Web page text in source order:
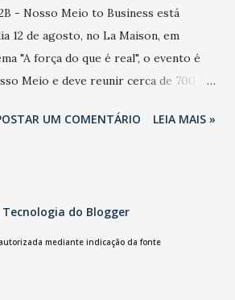
- Nosso Meio to Business está
12 de agosto, no La Maison, em
"A força do que é real", o evento é
Meio e deve reunir cerca de 700
Nacional. Desde 2022, o NM2B
3corações, TikTok e M. Dias Branco.
em um momento em que autenticidade
UM COMENTÁRIO LEIA MAIS »
Tecnologia do Blogger
mediante indicação da fonte